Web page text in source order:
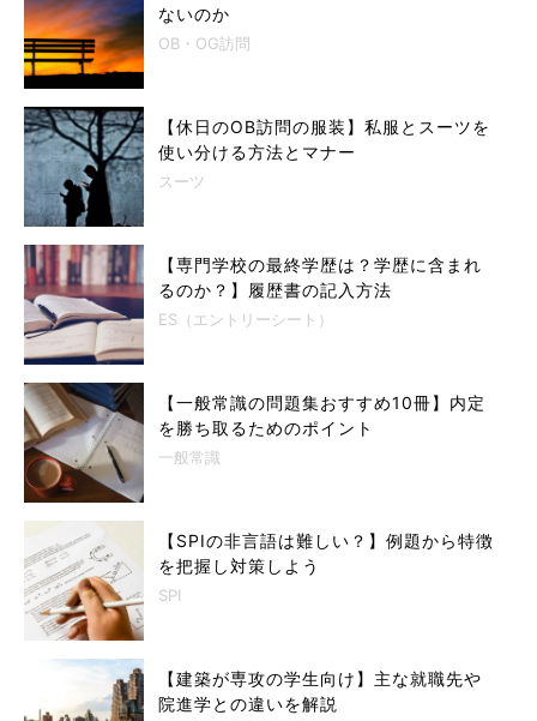
ないのか
OB・OG訪問
【休日のOB訪問の服装】私服とスーツを
使い分ける方法とマナー
スーツ
【専門学校の最終学歴は？学歴に含まれ
るのか？】履歴書の記入方法
ES（エントリーシート）
【一般常識の問題集おすすめ10冊】内定
を勝ち取るためのポイント
一般常識
【SPIの非言語は難しい？】例題から特徴
を把握し対策しよう
SPI
【建築が専攻の学生向け】主な就職先や
院進学との違いを解説